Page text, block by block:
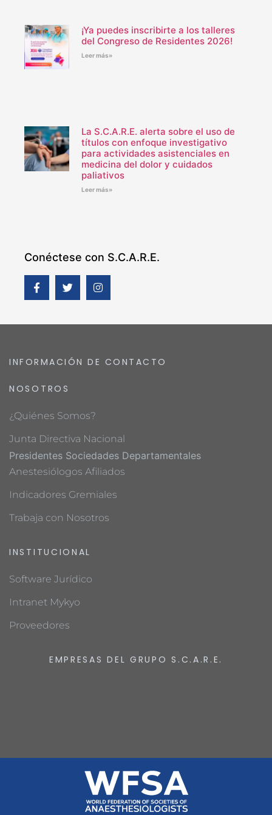
¡Ya puedes inscribirte a los talleres
del Congreso de Residentes 2026!
Leer más»
La S.C.A.R.E. alerta sobre el uso de
títulos con enfoque investigativo
para actividades asistenciales en
medicina del dolor y cuidados
paliativos
Leer más»
Conéctese con S.C.A.R.E.
INFORMACIÓN DE CONTACTO
NOSOTROS
¿Quiénes Somos?
Junta Directiva Nacional
Presidentes Sociedades Departamentales
Anestesiólogos Afiliados
Indicadores Gremiales
Trabaja con Nosotros
INSTITUCIONAL
Software Jurídico
Intranet Mykyo
Proveedores
EMPRESAS DEL GRUPO S.C.A.R.E.